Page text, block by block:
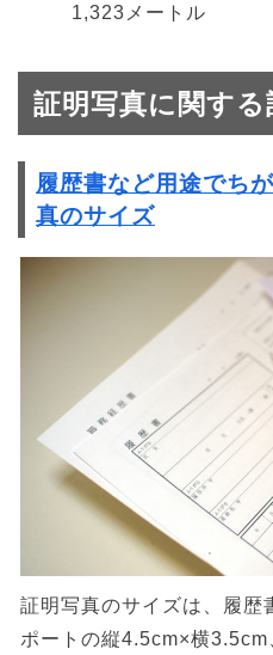
1,323メートル
証明写真に関する
履歴書など用途でち
真のサイズ
証明写真のサイズは、履歴
ポートの縦4.5cm×横